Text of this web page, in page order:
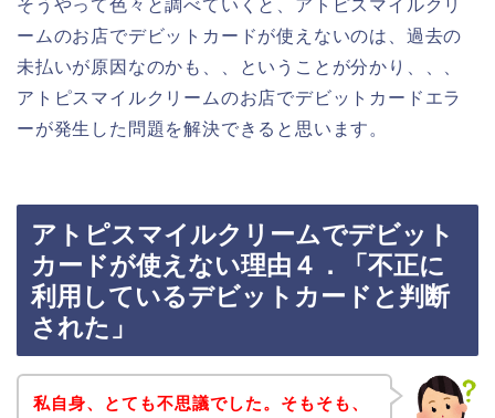
そうやって色々と調べていくと、アトピスマイルクリ
ームのお店でデビットカードが使えないのは、過去の
未払いが原因なのかも、、ということが分かり、、、
アトピスマイルクリームのお店でデビットカードエラ
ーが発生した問題を解決できると思います。
アトピスマイルクリームでデビット
カードが使えない理由４．「不正に
利用しているデビットカードと判断
された」
私自身、とても不思議でした。そもそも、